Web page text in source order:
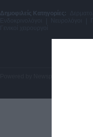
Δημοφιλείς Κατηγορίες: